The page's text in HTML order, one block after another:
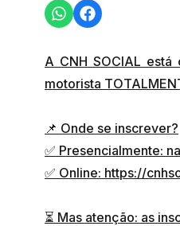
A CNH SOCIAL
motorista
📌 Onde se inscrever?
✅ Presencialmente:
✅ Online: https://
⏳ Mas atenção: as